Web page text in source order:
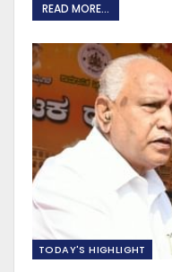
READ MORE...
TODAY'S HIGHLIGHT